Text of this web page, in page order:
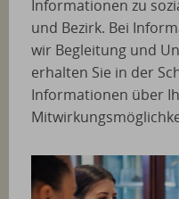
Informationen zu
und Bezirk. Bei
wir Begleitung und
erhalten Sie in der
Informationen über